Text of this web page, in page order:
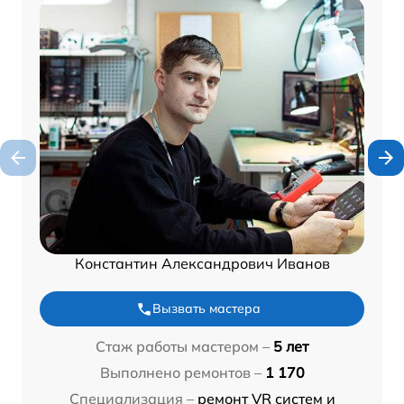
Константин Александрович Иванов
Вызвать мастера
Стаж работы мастером – 5 лет
Выполнено ремонтов – 1 170
Специализация – ремонт VR систем и